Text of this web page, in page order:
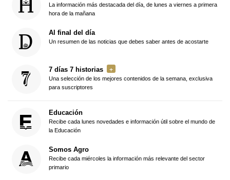
La información más destacada del día, de lunes a viernes a primera
hora de la mañana
Al final del día
Un resumen de las noticias que debes saber antes de acostarte
7 días 7 historias
Una selección de los mejores contenidos de la semana, exclusiva
para suscriptores
Educación
Recibe cada lunes novedades e información útil sobre el mundo de
la Educación
Somos Agro
Recibe cada miércoles la información más relevante del sector
primario